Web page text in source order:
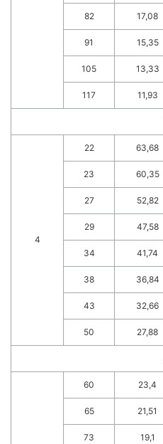
82 17,08
91 15,35
105 13,33
117 11,93
4
22 63,68
23 60,35
27 52,82
29 47,58
34 41,74
38 36,84
43 32,66
50 27,88
60 23,4
65 21,51
73 19,1